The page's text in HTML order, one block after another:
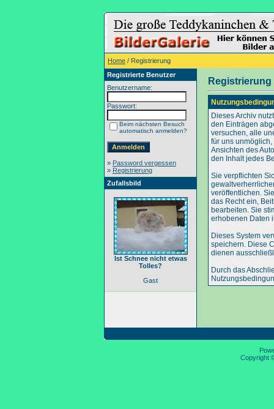
Home / Registrierung
Registrierte Benutzer
Benutzername:
Passwort:
Beim nächsten Besuch
automatisch anmelden?
» Password vergessen
» Registrierung
Zufallsbild
Ist Schnee nicht etwas
Tolles?
Gast
Registrierung
Dieses Archiv
den Einträgen
versuchen, alle
für uns
Ansichten des
den Inhalt jedes
Sie verpflichten
veröffentlichen.
das Recht ein,
bearbeiten. Sie
erhobenen Daten
Dieses System
speichern. Diese
dienen
Durch das
Copyright